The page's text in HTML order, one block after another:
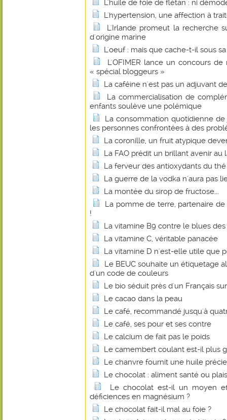
L'huile de foie de flétan : ni
L'hypertension, une affection à
L'Irlande promeut la recherche
d'origine marine
L'oeuf : mais que cache-t-il sous
L'OFIMER lance un concours
« spécial bloggeurs »
La caféine n'est pas un adjuvant
La commercialisation de
enfants soulève une polémique
La consommation quotidienne
les personnes confrontées à des
La coronille, un fruit atypique
La FAO prédit un brillant avenir au
La ferveur des antioxydants du thé
La guerre de la vodka n'aura pas
La montée du sirop de fructose...
La pomme de terre, partenaire
!
La vitamine B9 contre le blues
La vitamine C, véritable panacée
La vitamine D n'est-elle utile que
Le BEUC souhaite un étiquetage
d'un code de couleurs
Le bio séduit près d'un Français
Le cacao dans la peau
Le café, recommandé jusqu'à
Le café, ses pour et ses contre
Le calcium de fait pas le poids
Le camembert coulant est-il plus
Le chanvre fournit une huile
Le chocolat : aliment santé ou
Le chocolat est-il un moyen
déficiences en magnésium ?
Le chocolat fait-il mal au foie ?